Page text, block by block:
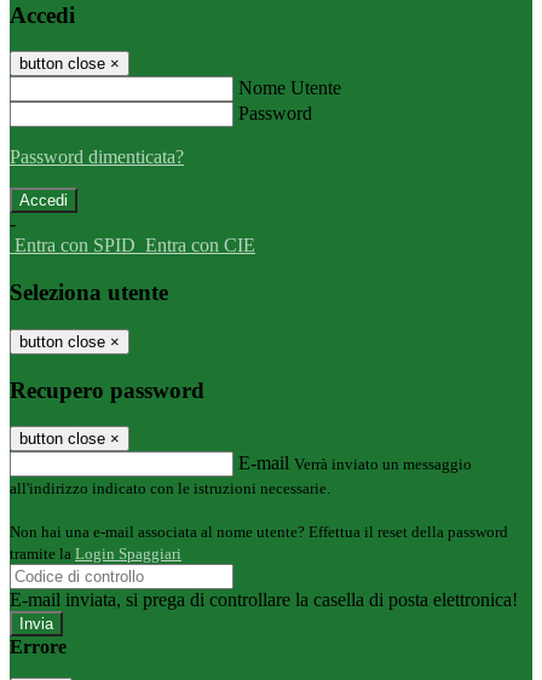
Accedi
button close ×
Nome Utente
Password
Password dimenticata?
-
Entra con SPID Entra con CIE
Seleziona utente
button close ×
Recupero password
button close ×
E-mail Verrà inviato un messaggio
all'indirizzo indicato con le istruzioni necessarie.
Non hai una e-mail associata al nome utente? Effettua il reset della password
tramite la Login Spaggiari
E-mail inviata, si prega di controllare la casella di posta elettronica!
Errore